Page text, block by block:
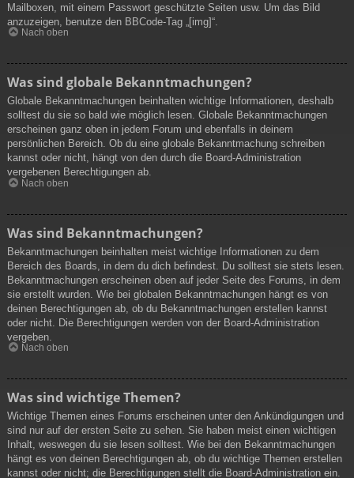
Mailboxen, mit einem Passwort geschützte Seiten usw. Um das Bild
anzuzeigen, benutze den BBCode-Tag „[img]“.
Nach oben
Was sind globale Bekanntmachungen?
Globale Bekanntmachungen beinhalten wichtige Informationen, deshalb
solltest du sie so bald wie möglich lesen. Globale Bekanntmachungen
erscheinen ganz oben in jedem Forum und ebenfalls in deinem
persönlichen Bereich. Ob du eine globale Bekanntmachung schreiben
kannst oder nicht, hängt von den durch die Board-Administration
vergebenen Berechtigungen ab.
Nach oben
Was sind Bekanntmachungen?
Bekanntmachungen beinhalten meist wichtige Informationen zu dem
Bereich des Boards, in dem du dich befindest. Du solltest sie stets lesen.
Bekanntmachungen erscheinen oben auf jeder Seite des Forums, in dem
sie erstellt wurden. Wie bei globalen Bekanntmachungen hängt es von
deinen Berechtigungen ab, ob du Bekanntmachungen erstellen kannst
oder nicht. Die Berechtigungen werden von der Board-Administration
vergeben.
Nach oben
Was sind wichtige Themen?
Wichtige Themen eines Forums erscheinen unter den Ankündigungen und
sind nur auf der ersten Seite zu sehen. Sie haben meist einen wichtigen
Inhalt, weswegen du sie lesen solltest. Wie bei den Bekanntmachungen
hängt es von deinen Berechtigungen ab, ob du wichtige Themen erstellen
kannst oder nicht; die Berechtigungen stellt die Board-Administration ein.